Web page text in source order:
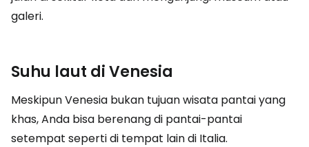
galeri.
Suhu laut di Venesia
Meskipun Venesia bukan tujuan wisata pantai yang
khas, Anda bisa berenang di pantai-pantai
setempat seperti di tempat lain di Italia.